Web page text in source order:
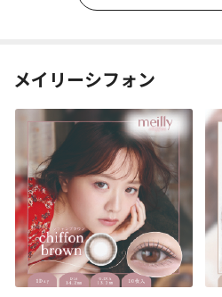
メイリーシフォン